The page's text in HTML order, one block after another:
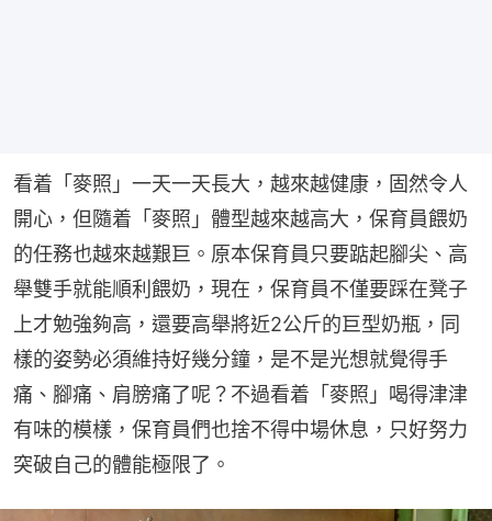
看着「麥照」一天一天長大，越來越健康，固然令人
開心，但隨着「麥照」體型越來越高大，保育員餵奶
的任務也越來越艱巨。原本保育員只要踮起腳尖、高
舉雙手就能順利餵奶，現在，保育員不僅要踩在凳子
上才勉強夠高，還要高舉將近2公斤的巨型奶瓶，同
樣的姿勢必須維持好幾分鐘，是不是光想就覺得手
痛、腳痛、肩膀痛了呢？不過看着「麥照」喝得津津
有味的模樣，保育員們也捨不得中場休息，只好努力
突破自己的體能極限了。